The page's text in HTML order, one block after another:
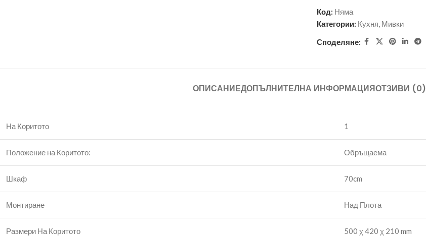
Код: Няма
Категории: Кухня, Мивки
Споделяне:
ОПИСАНИЕДОПЪЛНИТЕЛНА ИНФОРМАЦИЯОТЗИВИ (0)
На Коритото 1
Положение на Коритото: Обръщаема
Шкаф 70cm
Монтиране Над Плота
Размери На Коритото 500 χ 420 χ 210 mm